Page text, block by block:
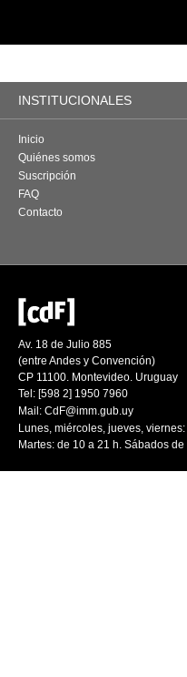
INSTITUCIONALES
Inicio
Quiénes somos
Suscripción
FAQ
Contacto
Av. 18 de Julio 885
(entre Andes y Convención)
CP 11100. Montevideo. Uruguay
Tel: [598 2] 1950 7960
Mail: CdF@imm.gub.uy
Lunes, miércoles, jueves,
Martes: de 10 a 21 h. Sábados